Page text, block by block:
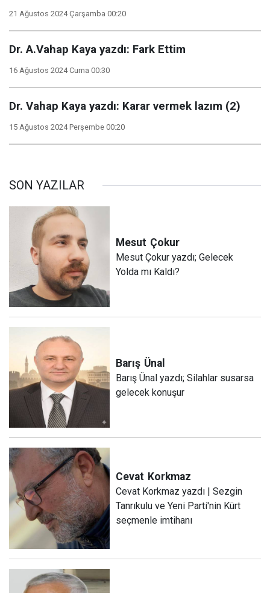
21 Ağustos 2024 Çarşamba 00:20
Dr. A.Vahap Kaya yazdı: Fark Ettim
16 Ağustos 2024 Cuma 00:30
Dr. Vahap Kaya yazdı: Karar vermek lazım (2)
15 Ağustos 2024 Perşembe 00:20
SON YAZILAR
Mesut Çokur
Mesut Çokur yazdı; Gelecek
Yolda mı Kaldı?
Barış Ünal
Barış Ünal yazdı; Silahlar susarsa
gelecek konuşur
Cevat Korkmaz
Cevat Korkmaz yazdı | Sezgin
Tanrıkulu ve Yeni Parti'nin Kürt
seçmenle imtihanı